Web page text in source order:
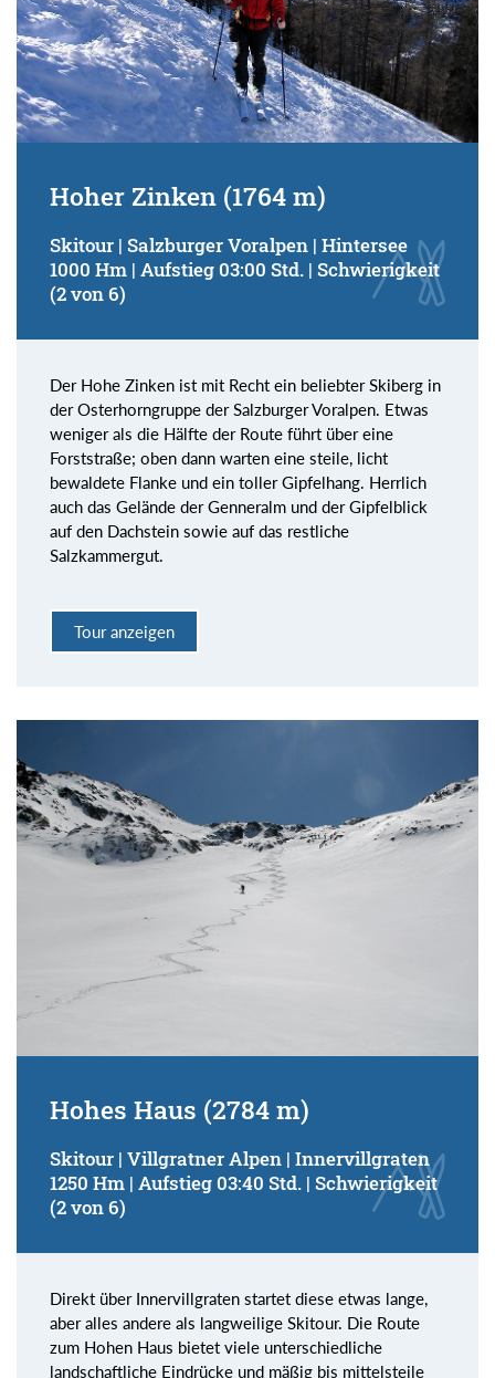
Hoher Zinken (1764 m)
Skitour | Salzburger Voralpen | Hintersee
1000 Hm | Aufstieg 03:00 Std. | Schwierigkeit
(2 von 6)
Der Hohe Zinken ist mit Recht ein beliebter Skiberg in
der Osterhorngruppe der Salzburger Voralpen. Etwas
weniger als die Hälfte der Route führt über eine
Forststraße; oben dann warten eine steile, licht
bewaldete Flanke und ein toller Gipfelhang. Herrlich
auch das Gelände der Genneralm und der Gipfelblick
auf den Dachstein sowie auf das restliche
Salzkammergut.
Tour anzeigen
Hohes Haus (2784 m)
Skitour | Villgratner Alpen | Innervillgraten
1250 Hm | Aufstieg 03:40 Std. | Schwierigkeit
(2 von 6)
Direkt über Innervillgraten startet diese etwas lange,
aber alles andere als langweilige Skitour. Die Route
zum Hohen Haus bietet viele unterschiedliche
landschaftliche Eindrücke und mäßig bis mittelsteile